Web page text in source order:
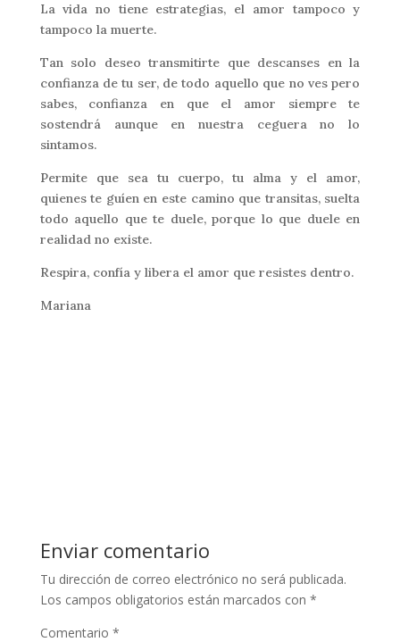
La vida no tiene estrategias, el amor tampoco y
tampoco la muerte.
Tan solo deseo transmitirte que descanses en la
confianza de tu ser, de todo aquello que no ves pero
sabes, confianza en que el amor siempre te
sostendrá aunque en nuestra ceguera no lo
sintamos.
Permite que sea tu cuerpo, tu alma y el amor,
quienes te guíen en este camino que transitas, suelta
todo aquello que te duele, porque lo que duele en
realidad no existe.
Respira, confía y libera el amor que resistes dentro.
Mariana
Enviar comentario
Tu dirección de correo electrónico no será publicada.
Los campos obligatorios están marcados con *
Comentario *